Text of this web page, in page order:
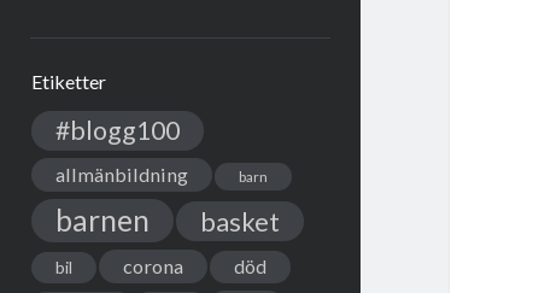
Etiketter
#blogg100
allmänbildning barn
barnen basket
bil corona död